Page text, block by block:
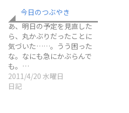
今日のつぶやき
あ、明日の予定を見直した
ら、丸かぶりだったことに
気づいた……。うう困った
な。なにも急にかぶらんで
も。…
2011/4/20 水曜日
日記